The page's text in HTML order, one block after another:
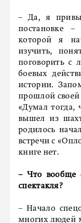
– Да, я
постановке
которой я
изучить,
поговорить с
боевых
истории.
прошлой
«Думал тогда,
вышел из
родилось
встречи с
книге нет.
– Что вообще
спектакля?
– Начало
многих людей